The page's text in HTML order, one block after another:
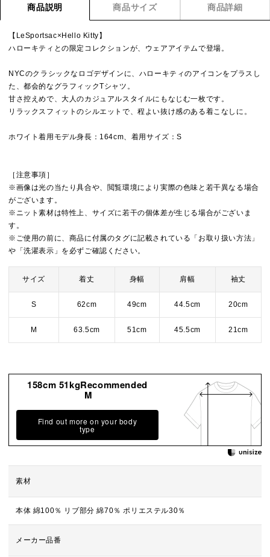
商品説明 商品サイズ 商品詳細
【LeSportsac×Hello Kitty】
ハローキティとの限定コレクションが、ウェアアイテムで登場。
NYCのクラシックなロゴデザインに、ハローキティのアイコンをプラスし
た、都会的なグラフィックTシャツ。
甘さ控えめで、大人のカジュアルスタイルにもなじむ一枚です。
リラックスフィットのシルエットで、程よい抜け感のある着こなしに。
ホワイト着用モデル身長：164cm、着用サイズ：S
［注意事項］
※画像は光の当たり具合や、閲覧環境により実際の色味と若干異なる場合
がございます。
※ニット素材は特性上、サイズに若干の個体差が生じる場合がございま
す。
※ご使用の前に、商品に付属のタグに記載されている「お取り扱い方法」
や「洗濯表示」を必ずご確認ください。
サイズ 着丈 身幅 肩幅 袖丈
S 62cm 49cm 44.5cm 20cm
M 63.5cm 51cm 45.5cm 21cm
158cm 51kgRecommended
M
Find out more on your body
type
素材
本体 綿100％ リブ部分 綿70％ ポリエステル30％
メーカー品番